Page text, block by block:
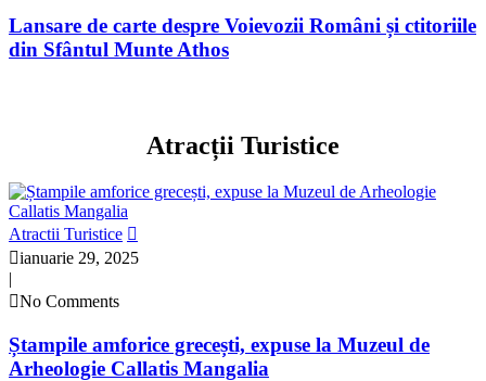
Lansare de carte despre Voievozii Români și ctitoriile
din Sfântul Munte Athos
Atracții Turistice
Atractii Turistice
ianuarie 29, 2025
|
No Comments
Ștampile amforice grecești, expuse la Muzeul de
Arheologie Callatis Mangalia